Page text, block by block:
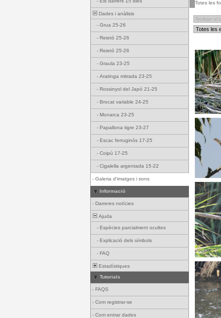
Dades i anàlisis
- Grua 25-26
- Reietó 25-26
- Reietó 25-26
- Graula 23-25
- Aratinga mitrada 23-25
- Rossinyol del Japó 21-25
- Brocat variable 24-25
- Monarca 23-25
- Papallona tigre 23-27
- Escac ferruginós 17-25
- Coipú 17-25
- Cigalella argentada 15-22
- Galeria d'imatges i sons
Informació
- Darreres notícies
Ajuda
- Espècies parcialment ocultes
- Explicació dels símbols
- FAQ
Estadístiques
Tutorials
- FAQS
- Com registrar-se
- Com entrar dades
Totes les